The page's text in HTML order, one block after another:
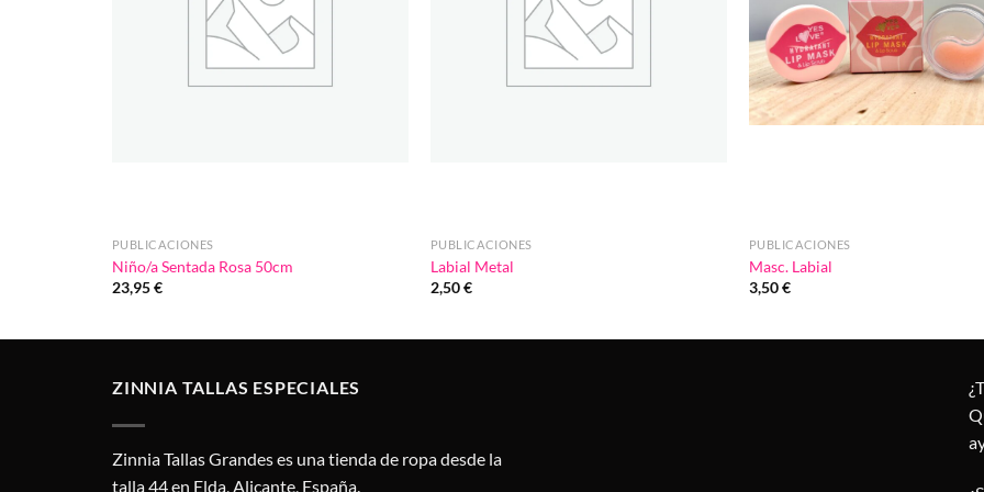
PUBLICACIONES
Niño/a Sentada Rosa 50cm
23,95€
PUBLICACIONES
Labial Metal
2,50€
PUBLICACIONES
Masc. Labial
3,50€
ZINNIA TALLAS ESPECIALES
Zinnia Tallas Grandes es una tienda de ropa desde la
talla 44 en Elda, Alicante, España.